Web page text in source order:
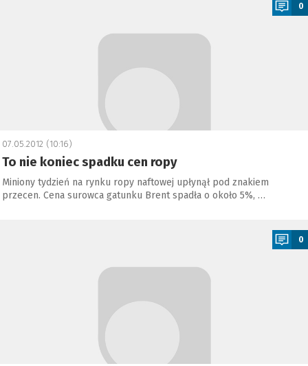
0
07.05.2012 (10:16)
To nie koniec spadku cen ropy
Miniony tydzień na rynku ropy naftowej upłynął pod znakiem
przecen. Cena surowca gatunku Brent spadła o około 5%, …
0